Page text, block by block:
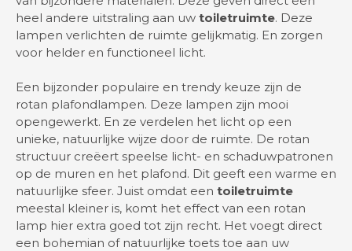
heel andere uitstraling aan uw toiletruimte. Deze
lampen verlichten de ruimte gelijkmatig. En zorgen
voor helder en functioneel licht.
Een bijzonder populaire en trendy keuze zijn de
rotan plafondlampen. Deze lampen zijn mooi
opengewerkt. En ze verdelen het licht op een
unieke, natuurlijke wijze door de ruimte. De rotan
structuur creëert speelse licht- en schaduwpatronen
op de muren en het plafond. Dit geeft een warme en
natuurlijke sfeer. Juist omdat een toiletruimte
meestal kleiner is, komt het effect van een rotan
lamp hier extra goed tot zijn recht. Het voegt direct
een bohemian of natuurlijke toets toe aan uw